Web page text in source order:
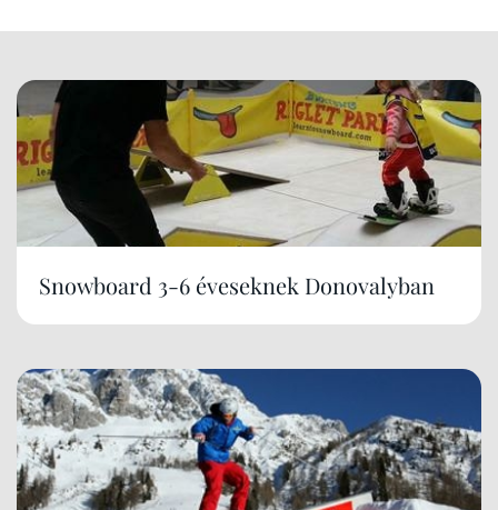
Snowboard 3-6 éveseknek Donovalyban